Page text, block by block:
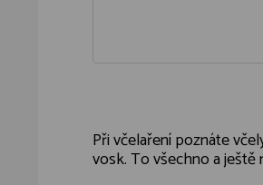
Při včelaření poznáte
vosk. To všechno a ještě